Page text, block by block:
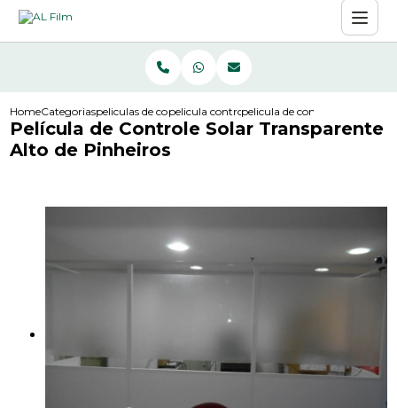
HomeCategoriaspeliculas de controle solarpelicula controle solar incolor
pelicula de controle solar
Película de Controle Solar Transparente
Alto de Pinheiros